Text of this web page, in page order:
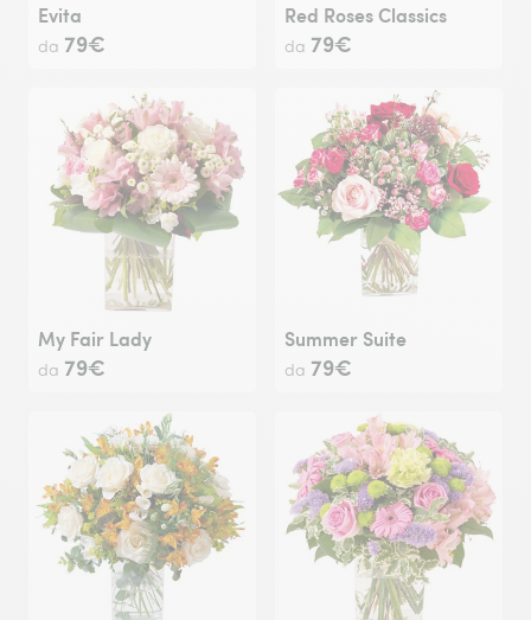
Evita
da 79€
Red Roses Classics
da 79€
My Fair Lady
da 79€
Summer Suite
da 79€